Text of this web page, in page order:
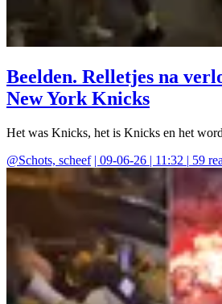
Beelden. Relletjes na
New York Knicks
Het was Knicks, het is Knicks en het
@Schots, scheef | 09-06-26 | 11:32 | 59